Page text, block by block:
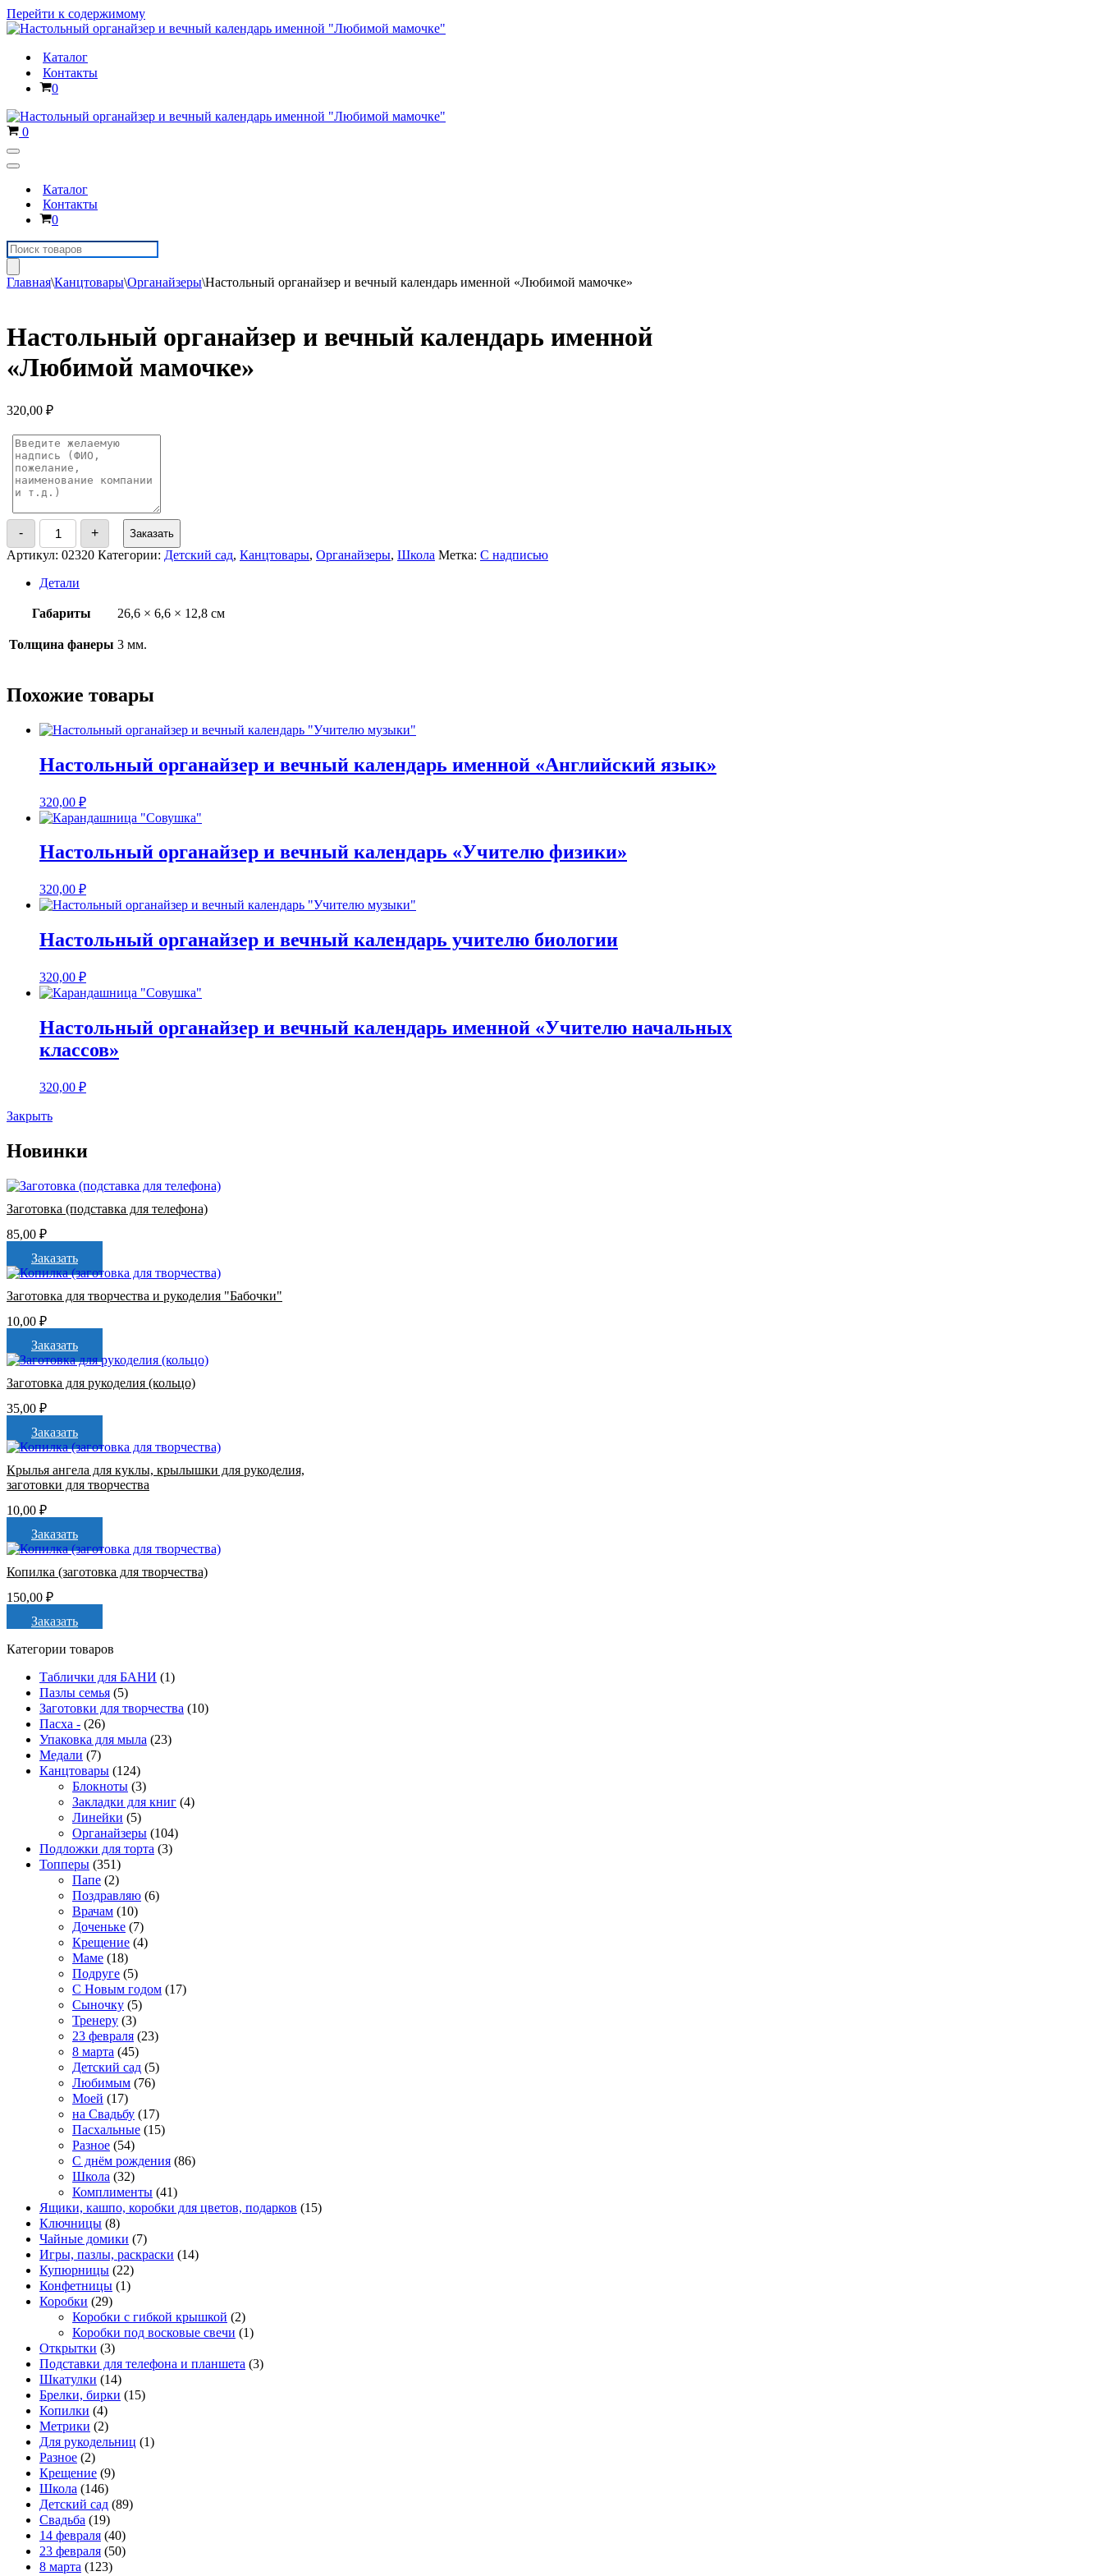
Перейти к содержимому
Каталог
Контакты
Корзина
0
Корзина
0
Меню
навигации
Меню
навигацииКаталог
Контакты
Корзина
0
Поиск
товаров
Главная\Канцтовары\Органайзеры\Настольный органайзер и вечный календарь именной «Любимой мамочке»
Настольный органайзер и вечный календарь именной
«Любимой мамочке»
320,00 ₽
-
Количество
товара
Настольный
органайзер
и
вечный
именной
мамочке"
+ Заказать
Артикул: 02320 Категории: Детский сад, Канцтовары, Органайзеры, Школа Метка: С надписью
Детали
Габариты 26,6 × 6,6 × 12,8 см
Толщина фанеры 3 мм.
Похожие товары
Настольный органайзер и вечный календарь именной «Английский язык»
320,00 ₽
Настольный органайзер и вечный календарь «Учителю физики»
320,00 ₽
Настольный органайзер и вечный календарь учителю биологии
320,00 ₽
Настольный органайзер и вечный календарь именной «Учителю начальных
классов»
320,00 ₽
Закрыть
Новинки
Заготовка (подставка для телефона)
85,00 ₽
Заказать
Заготовка для творчества и рукоделия "Бабочки"
10,00 ₽
Заказать
Заготовка для рукоделия (кольцо)
35,00 ₽
Заказать
Крылья ангела для куклы, крылышки для рукоделия,
заготовки для творчества
10,00 ₽
Заказать
Копилка (заготовка для творчества)
150,00 ₽
Заказать
Категории товаров
Таблички для БАНИ (1)
Пазлы семья (5)
Заготовки для творчества (10)
Пасха - (26)
Упаковка для мыла (23)
Медали (7)
Канцтовары (124)
Блокноты (3)
Закладки для книг (4)
Линейки (5)
Органайзеры (104)
Подложки для торта (3)
Топперы (351)
Папе (2)
Поздравляю (6)
Врачам (10)
Доченьке (7)
Крещение (4)
Маме (18)
Подруге (5)
С Новым годом (17)
Сыночку (5)
Тренеру (3)
23 февраля (23)
8 марта (45)
Детский сад (5)
Любимым (76)
Моей (17)
на Свадьбу (17)
Пасхальные (15)
Разное (54)
С днём рождения (86)
Школа (32)
Комплименты (41)
Ящики, кашпо, коробки для цветов, подарков (15)
Ключницы (8)
Чайные домики (7)
Игры, пазлы, раскраски (14)
Купюрницы (22)
Конфетницы (1)
Коробки (29)
Коробки с гибкой крышкой (2)
Коробки под восковые свечи (1)
Открытки (3)
Подставки для телефона и планшета (3)
Шкатулки (14)
Брелки, бирки (15)
Копилки (4)
Метрики (2)
Для рукодельниц (1)
Разное (2)
Крещение (9)
Школа (146)
Детский сад (89)
Свадьба (19)
14 февраля (40)
23 февраля (50)
8 марта (123)